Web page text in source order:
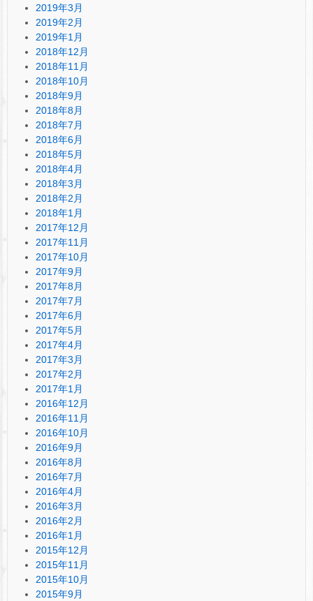
2019年3月
2019年2月
2019年1月
2018年12月
2018年11月
2018年10月
2018年9月
2018年8月
2018年7月
2018年6月
2018年5月
2018年4月
2018年3月
2018年2月
2018年1月
2017年12月
2017年11月
2017年10月
2017年9月
2017年8月
2017年7月
2017年6月
2017年5月
2017年4月
2017年3月
2017年2月
2017年1月
2016年12月
2016年11月
2016年10月
2016年9月
2016年8月
2016年7月
2016年4月
2016年3月
2016年2月
2016年1月
2015年12月
2015年11月
2015年10月
2015年9月